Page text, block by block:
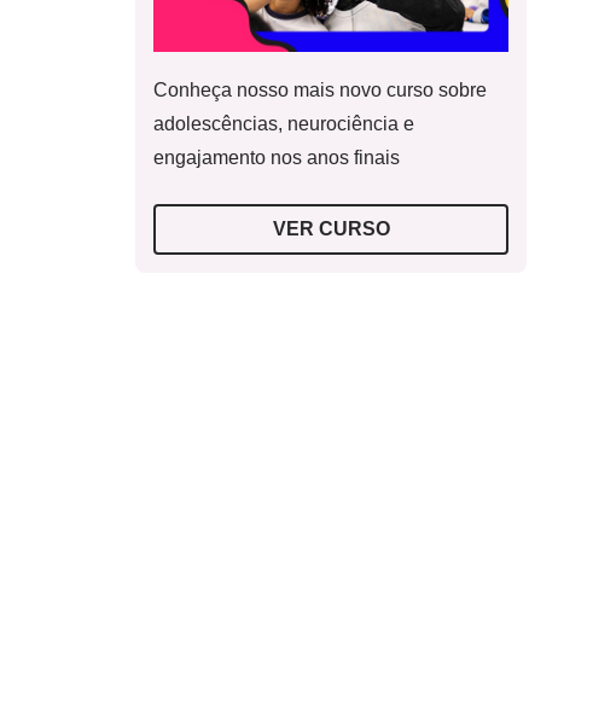
Conheça nosso mais novo curso sobre
adolescências, neurociência e
engajamento nos anos finais
VER CURSO